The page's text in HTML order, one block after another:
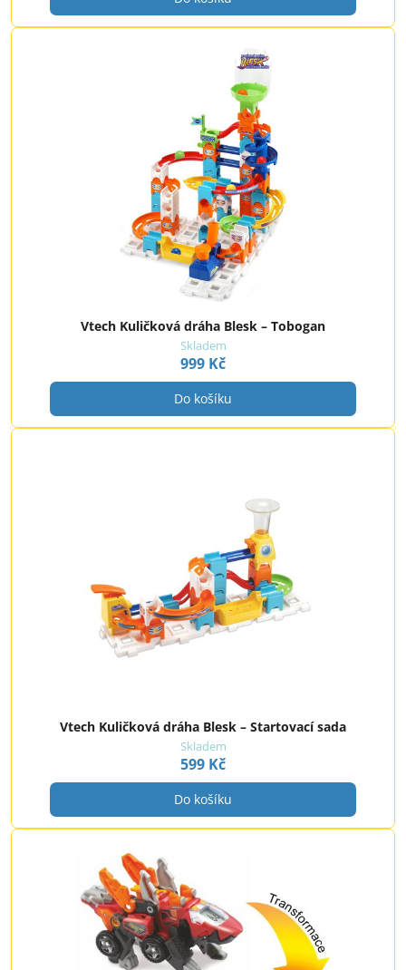
Vtech Kuličková dráha Blesk – Tobogan
Skladem
999 Kč
Do košíku
Vtech Kuličková dráha Blesk – Startovací sada
Skladem
599 Kč
Do košíku